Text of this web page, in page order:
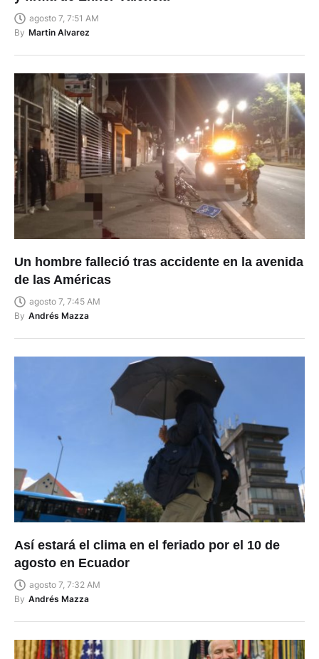
agosto 7, 7:51 AM
By Martin Alvarez
Un hombre falleció tras accidente en la avenida
de las Américas
agosto 7, 7:45 AM
By Andrés Mazza
Así estará el clima en el feriado por el 10 de
agosto en Ecuador
agosto 7, 7:32 AM
By Andrés Mazza